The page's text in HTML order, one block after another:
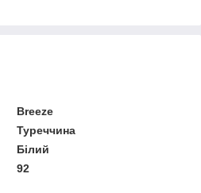
Breeze
Туреччина
Білий
92